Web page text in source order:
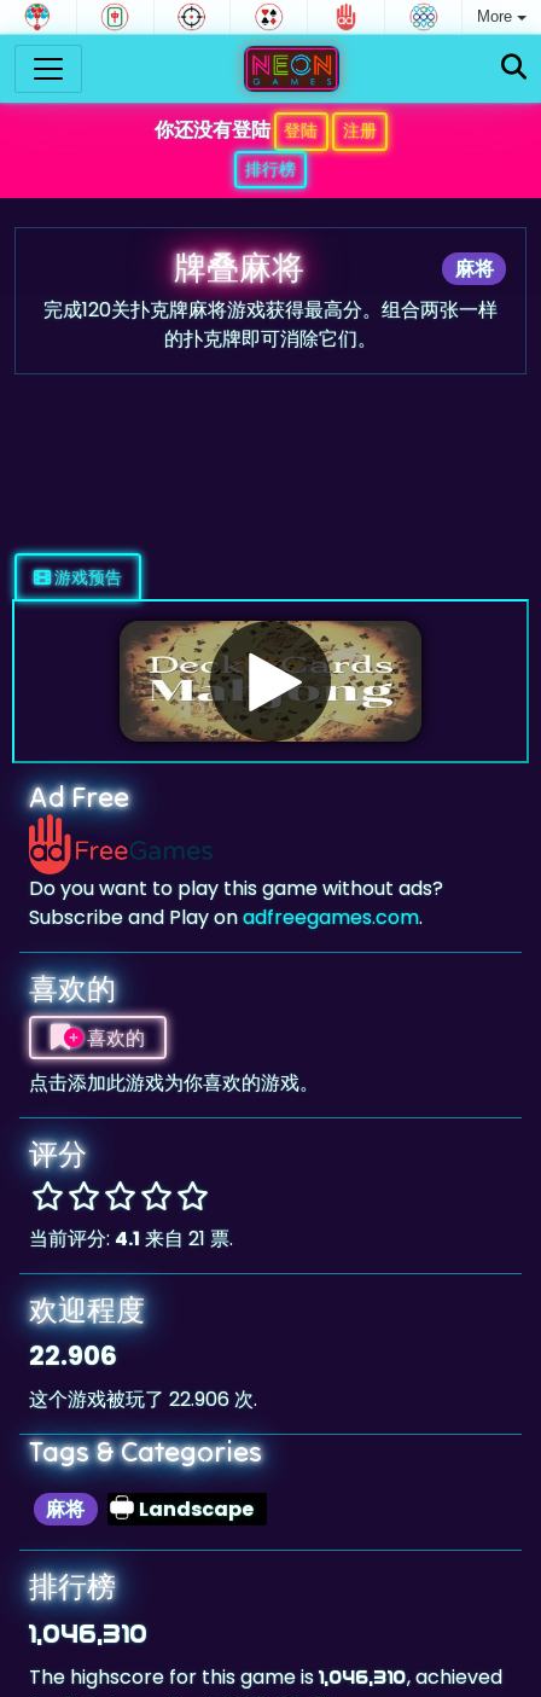
More
你还没有登陆 登陆
注册
排行榜
麻将
牌叠麻将
完成120关扑克牌麻将游戏获得最高分。组合两张一样
的扑克牌即可消除它们。
Ad Free
Do you want to play this game without ads?
Subscribe and Play on
喜欢的
喜欢的
点击添加此游戏为你喜欢的游戏。
评分
当前评分: 4.1 来自 21 票.
欢迎程度
22.906
这个游戏被玩了 22.906 次.
Tags & Categories
麻将 Landscape
排行榜
1,046,310
The highscore for this game is
byRL.Bologna.Ita